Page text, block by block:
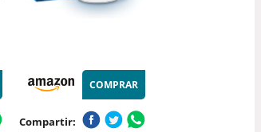
COMPRAR
Compartir: